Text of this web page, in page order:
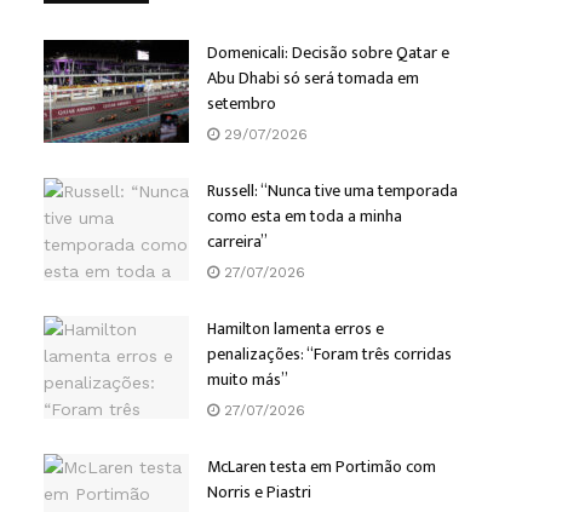
Domenicali: Decisão sobre Qatar e
Abu Dhabi só será tomada em
setembro
29/07/2026
Russell: “Nunca tive uma temporada
como esta em toda a minha
carreira”
27/07/2026
Hamilton lamenta erros e
penalizações: “Foram três corridas
muito más”
27/07/2026
McLaren testa em Portimão com
Norris e Piastri